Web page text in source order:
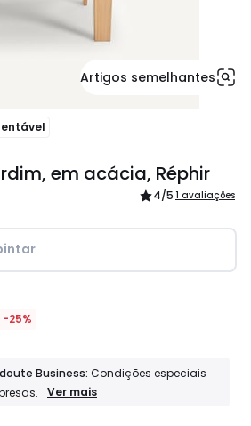
Artigos semelhantes
em acácia, Réphir
4/5 1 avaliações
-25%
Business: Condições especiais
Profissionais
Ver mais